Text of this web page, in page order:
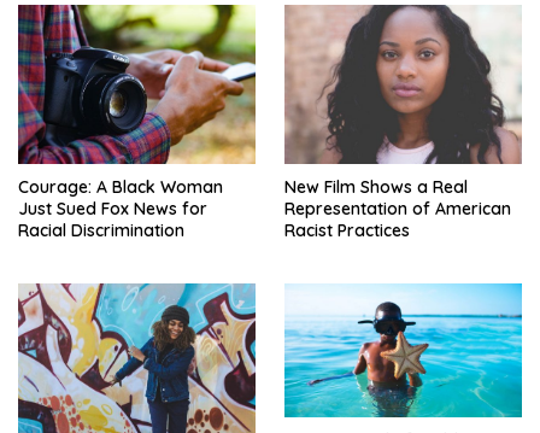
Courage: A Black Woman
Just Sued Fox News for
Racial Discrimination
New Film Shows a Real
Representation of American
Racist Practices